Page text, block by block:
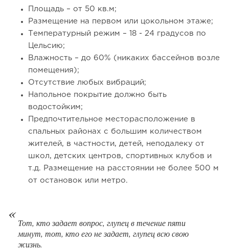
133
Сколько приносит маленькая кофейня в Екатеринбурге в
182
Площадь – от 50 кв.м;
Размещение на первом или цокольном этаже;
Температурный режим – 18 - 24 градусов по
Цельсию;
Влажность – до 60% (никаких бассейнов возле
помещения);
Отсутствие любых вибраций;
Напольное покрытие должно быть
водостойким;
Предпочтительное месторасположение в
спальных районах с большим количеством
жителей, в частности, детей, неподалеку от
школ, детских центров, спортивных клубов и
т.д. Размещение на расстоянии не более 500 м
от остановок или метро.
Тот, кто задает вопрос, глупец в течение пяти
минут, тот, кто его не задает, глупец всю свою
жизнь.